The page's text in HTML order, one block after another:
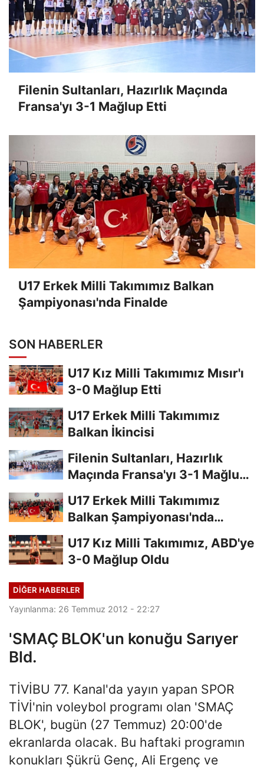
Filenin Sultanları, Hazırlık Maçında
Fransa'yı 3-1 Mağlup Etti
U17 Erkek Milli Takımımız Balkan
Şampiyonası'nda Finalde
SON HABERLER
U17 Kız Milli Takımımız Mısır'ı
3-0 Mağlup Etti
U17 Erkek Milli Takımımız
Balkan İkincisi
Filenin Sultanları, Hazırlık
Maçında Fransa'yı 3-1 Mağlup
U17 Erkek Milli Takımımız
Balkan Şampiyonası'nda
U17 Kız Milli Takımımız, ABD'ye
3-0 Mağlup Oldu
DIĞER HABERLER
Yayınlanma: 26 Temmuz 2012 - 22:27
'SMAÇ BLOK'un konuğu Sarıyer
Bld.
TİVİBU 77. Kanal'da yayın yapan SPOR
TİVİ'nin voleybol programı olan 'SMAÇ
BLOK', bugün (27 Temmuz) 20:00'de
ekranlarda olacak. Bu haftaki programın
konukları Şükrü Genç, Ali Ergenç ve